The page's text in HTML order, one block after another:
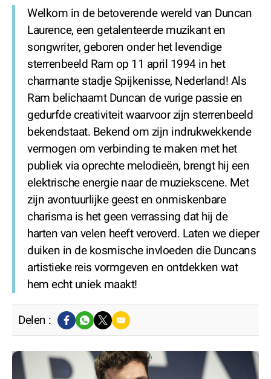
Welkom in de betoverende wereld van Duncan
Laurence, een getalenteerde muzikant en
songwriter, geboren onder het levendige
sterrenbeeld Ram op 11 april 1994 in het
charmante stadje Spijkenisse, Nederland! Als
Ram belichaamt Duncan de vurige passie en
gedurfde creativiteit waarvoor zijn sterrenbeeld
bekendstaat. Bekend om zijn indrukwekkende
vermogen om verbinding te maken met het
publiek via oprechte melodieën, brengt hij een
elektrische energie naar de muziekscene. Met
zijn avontuurlijke geest en onmiskenbare
charisma is het geen verrassing dat hij de
harten van velen heeft veroverd. Laten we dieper
duiken in de kosmische invloeden die Duncans
artistieke reis vormgeven en ontdekken wat
hem echt uniek maakt!
Delen :